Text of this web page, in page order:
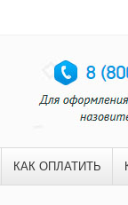
КАК ОПЛАТИТЬ